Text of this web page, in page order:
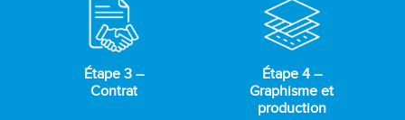
Étape 3 –
Contrat
Étape 4 –
Graphisme et
production